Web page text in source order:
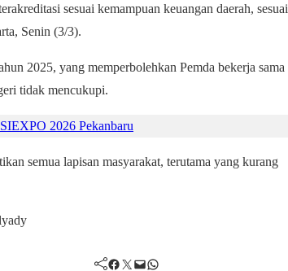
sesuai kemampuan keuangan daerah, sesuai
Senin (3/3).
2025, yang memperbolehkan Pemda bekerja sama
tidak mencukupi.
2026 Pekanbaru
semua lapisan masyarakat, terutama yang kurang
Facebook Twitter Mail WhatsApp